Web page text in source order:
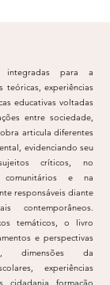
integradas para a
teóricas, experiências
educativas voltadas
entre sociedade,
articula diferentes
evidenciando seu
críticos, no
comunitários e na
responsáveis diante
contemporâneos.
temáticos, o livro
e perspectivas
dimensões da
experiências
cidadania, formação